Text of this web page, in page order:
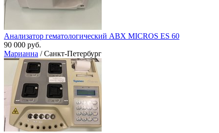
Анализатор гематологический ABX MICROS ES 60
90 000 руб.
Марианна / Санкт-Петербург